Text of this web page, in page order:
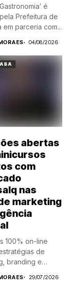
é
Prefeitura de
em parceria com...
04/08/2026
abertas
com
nas
marketing
100% on-line
de
branding e
29/07/2026